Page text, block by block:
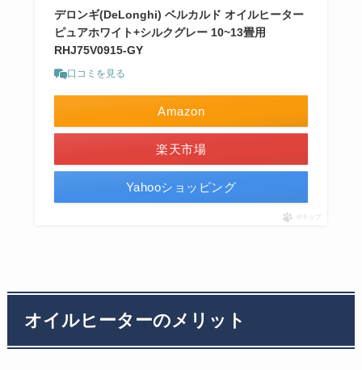
デロンギ(DeLonghi) ベルカルド オイルヒーター
ピュアホワイト+シルクグレー 10~13畳用
RHJ75V0915-GY
口コミを見る
Amazon
楽天市場
Yahooショッピング
ポチップ
オイルヒーターのメリット